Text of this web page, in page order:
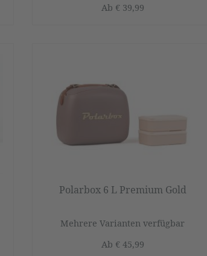
Ab € 39,99
Polarbox 6 L Premium Gold
Mehrere Varianten verfügbar
Ab € 45,99